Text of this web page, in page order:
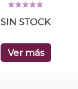
SIN STOCK
Ver más